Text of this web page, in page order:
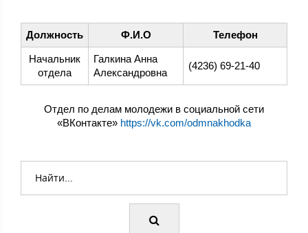
Должность Ф.И.О Телефон
Начальник
отдела
Галкина Анна
Александровна
(4236) 69-21-40
Отдел по делам молодежи в социальной сети
«ВКонтакте» https://vk.com/odmnakhodka